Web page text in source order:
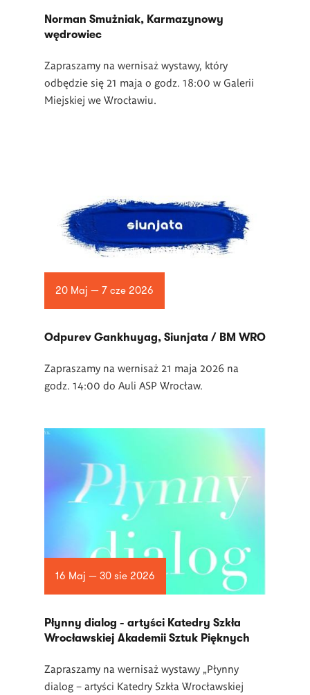
Norman Smużniak, Karmazynowy
wędrowiec
Zapraszamy na wernisaż wystawy, który
odbędzie się 21 maja o godz. 18:00 w Galerii
Miejskiej we Wrocławiu.
20 Maj — 7 cze 2026
Odpurev Gankhuyag, Siunjata / BM WRO
Zapraszamy na wernisaż 21 maja 2026 na
godz. 14:00 do Auli ASP Wrocław.
16 Maj — 30 sie 2026
Płynny dialog - artyści Katedry Szkła
Wrocławskiej Akademii Sztuk Pięknych
Zapraszamy na wernisaż wystawy „Płynny
dialog – artyści Katedry Szkła Wrocławskiej